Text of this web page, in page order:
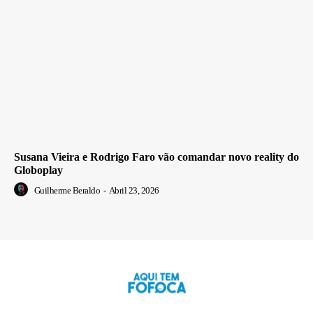
Susana Vieira e Rodrigo Faro vão comandar novo reality do
Globoplay
Guilherme Beraldo - Abril 23, 2026